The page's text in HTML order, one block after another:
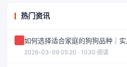
热门资讯
如何选择适合家庭的狗狗品种｜
2026-03-09 05:20 · 1030 阅读